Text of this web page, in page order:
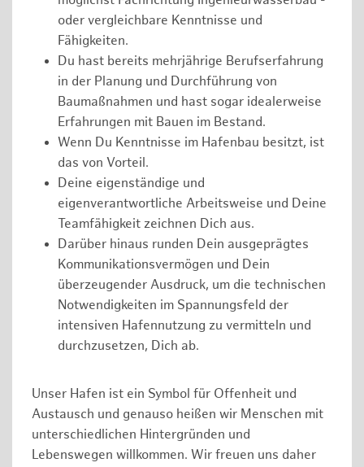
oder vergleichbare Kenntnisse und
Fähigkeiten.
Du hast bereits mehrjährige Berufserfahrung
in der Planung und Durchführung von
Baumaßnahmen und hast sogar idealerweise
Erfahrungen mit Bauen im Bestand.
Wenn Du Kenntnisse im Hafenbau besitzt, ist
das von Vorteil.
Deine eigenständige und
eigenverantwortliche Arbeitsweise und Deine
Teamfähigkeit zeichnen Dich aus.
Darüber hinaus runden Dein ausgeprägtes
Kommunikationsvermögen und Dein
überzeugender Ausdruck, um die technischen
Notwendigkeiten im Spannungsfeld der
intensiven Hafennutzung zu vermitteln und
durchzusetzen, Dich ab.
Unser Hafen ist ein Symbol für Offenheit und
Austausch und genauso heißen wir Menschen mit
unterschiedlichen Hintergründen und
Lebenswegen willkommen. Wir freuen uns daher